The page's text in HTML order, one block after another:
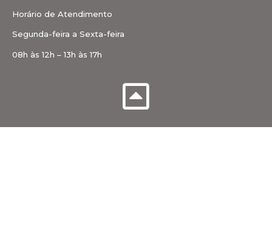
Horário de Atendimento
Segunda-feira a Sexta-feira
08h às 12h – 13h às 17h